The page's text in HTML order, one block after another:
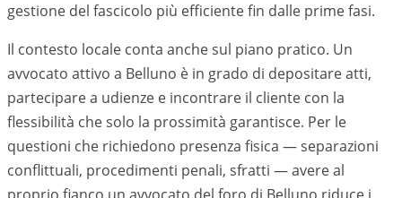
gestione del fascicolo più efficiente fin dalle prime fasi.
Il contesto locale conta anche sul piano pratico. Un
avvocato attivo a Belluno è in grado di depositare atti,
partecipare a udienze e incontrare il cliente con la
flessibilità che solo la prossimità garantisce. Per le
questioni che richiedono presenza fisica — separazioni
conflittuali, procedimenti penali, sfratti — avere al